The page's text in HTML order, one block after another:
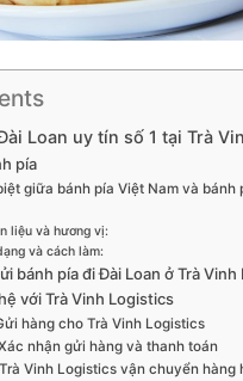
Loan uy tín số 1 tại Trà
pía
giữa bánh pía Việt Nam và bánh
liệu và hương vị:
và cách làm:
bánh pía đi Đài Loan ở Trà
với Trà Vinh Logistics
hàng cho Trà Vinh Logistics
nhận gửi hàng và thanh toán
Vinh Logistics vận chuyển hàng